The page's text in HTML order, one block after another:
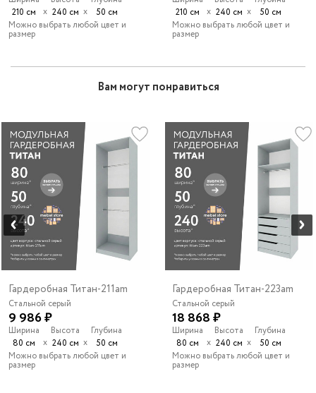
210 см
х 240 см х
50 см
Можно выбрать любой цвет и
размер
210 см
х 240 см х
50 см
Можно выбрать любой цвет и
размер
Вам могут понравиться
Гардеробная Титан-211am
Стальной серый
9 986 ₽
Ширина
80 см
х
Высота
240 см х
Глубина
50 см
Можно выбрать любой цвет и
размер
Гардеробная Титан-223am
Стальной серый
18 868 ₽
Ширина
80 см
х
Высота
240 см х
Глубина
50 см
Можно выбрать любой цвет и
размер